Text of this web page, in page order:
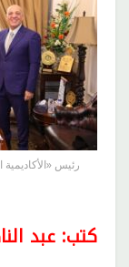
رئيس
كتب: عبد